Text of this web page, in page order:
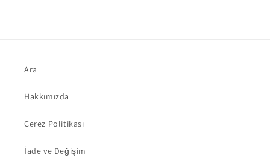
Ara
Hakkımızda
Çerez Politikası
İade ve Değişim